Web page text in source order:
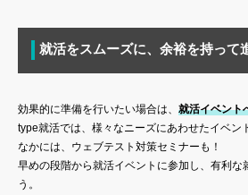
就活をスムーズに、余裕を持って
効果的に準備を行いたい場合は、 就活イベント
type就活では、様々なニーズにあわせたイベン
なかには、ウェブテスト対策セミナーも！
早めの段階から就活イベントに参加し、有利な
う。